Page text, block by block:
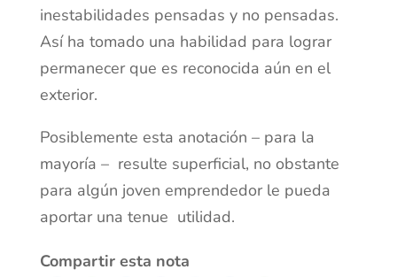
inestabilidades pensadas y no pensadas.
Así ha tomado una habilidad para lograr
permanecer que es reconocida aún en el
exterior.
Posiblemente esta anotación – para la
mayoría – resulte superficial, no obstante
para algún joven emprendedor le pueda
aportar una tenue utilidad.
Compartir esta nota